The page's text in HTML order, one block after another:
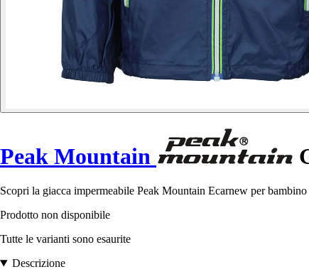
Peak Mountain
Scopri la giacca impermeabile Peak Mountain Ecarnew per
Prodotto non disponibile
Tutte le varianti sono esaurite
Descrizione